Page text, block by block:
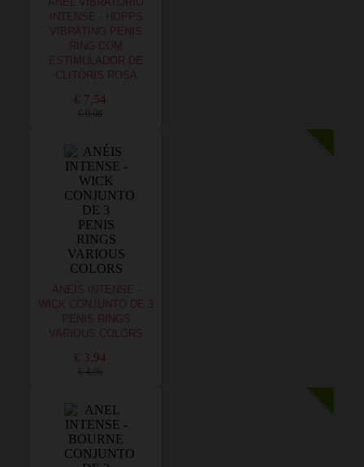
ANEL VIBRATÓRIO
INTENSE - HOPPS
VIBRATING PENIS
RING COM
ESTIMULADOR DE
CLITÓRIS ROSA
€ 7,54
€ 9,08
ANÉIS INTENSE -
WICK CONJUNTO DE 3
PENIS RINGS
VARIOUS COLORS
€ 3,94
€ 4,96